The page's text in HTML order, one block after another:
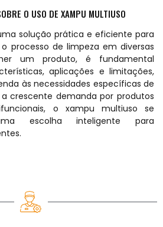
O USO DE XAMPU MULTIUSO
solução prática e eficiente para
processo de limpeza em diversas
um produto, é fundamental
aplicações e limitações,
às necessidades específicas de
crescente demanda por produtos
o xampu multiuso se
escolha inteligente para